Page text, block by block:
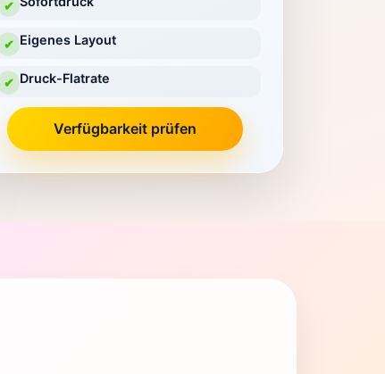
✔
✔ Eigenes Layout
✔ Druck-Flatrate
Verfügbarkeit prüfen